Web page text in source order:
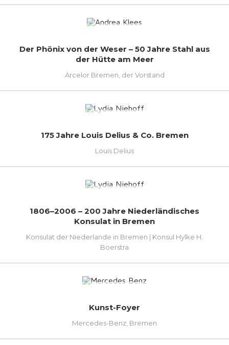
Der Phönix von der Weser – 50 Jahre Stahl aus
der Hütte am Meer
Arcelor Bremen, der Vorstand
175 Jahre Louis Delius & Co. Bremen
Louis Delius
1806–2006 – 200 Jahre Niederländisches
Konsulat in Bremen
Konsulat der Niederlande in Bremen | Konsul Hylke H.
Boerstra
Kunst-Foyer
Mercedes-Benz, Bremen